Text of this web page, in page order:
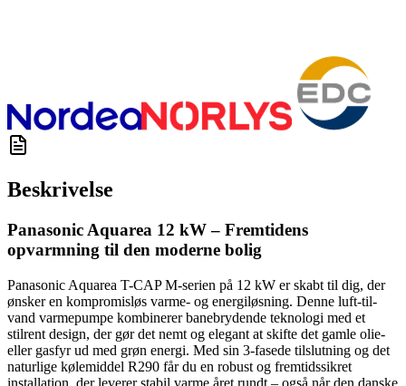
Beskrivelse
Panasonic Aquarea 12 kW – Fremtidens
opvarmning til den moderne bolig
Panasonic Aquarea T-CAP M-serien på 12 kW er skabt til dig, der
ønsker en kompromisløs varme- og energiløsning. Denne luft-til-
vand varmepumpe kombinerer banebrydende teknologi med et
stilrent design, der gør det nemt og elegant at skifte det gamle olie-
eller gasfyr ud med grøn energi. Med sin 3-fasede tilslutning og det
naturlige kølemiddel R290 får du en robust og fremtidssikret
installation, der leverer stabil varme året rundt – også når den danske